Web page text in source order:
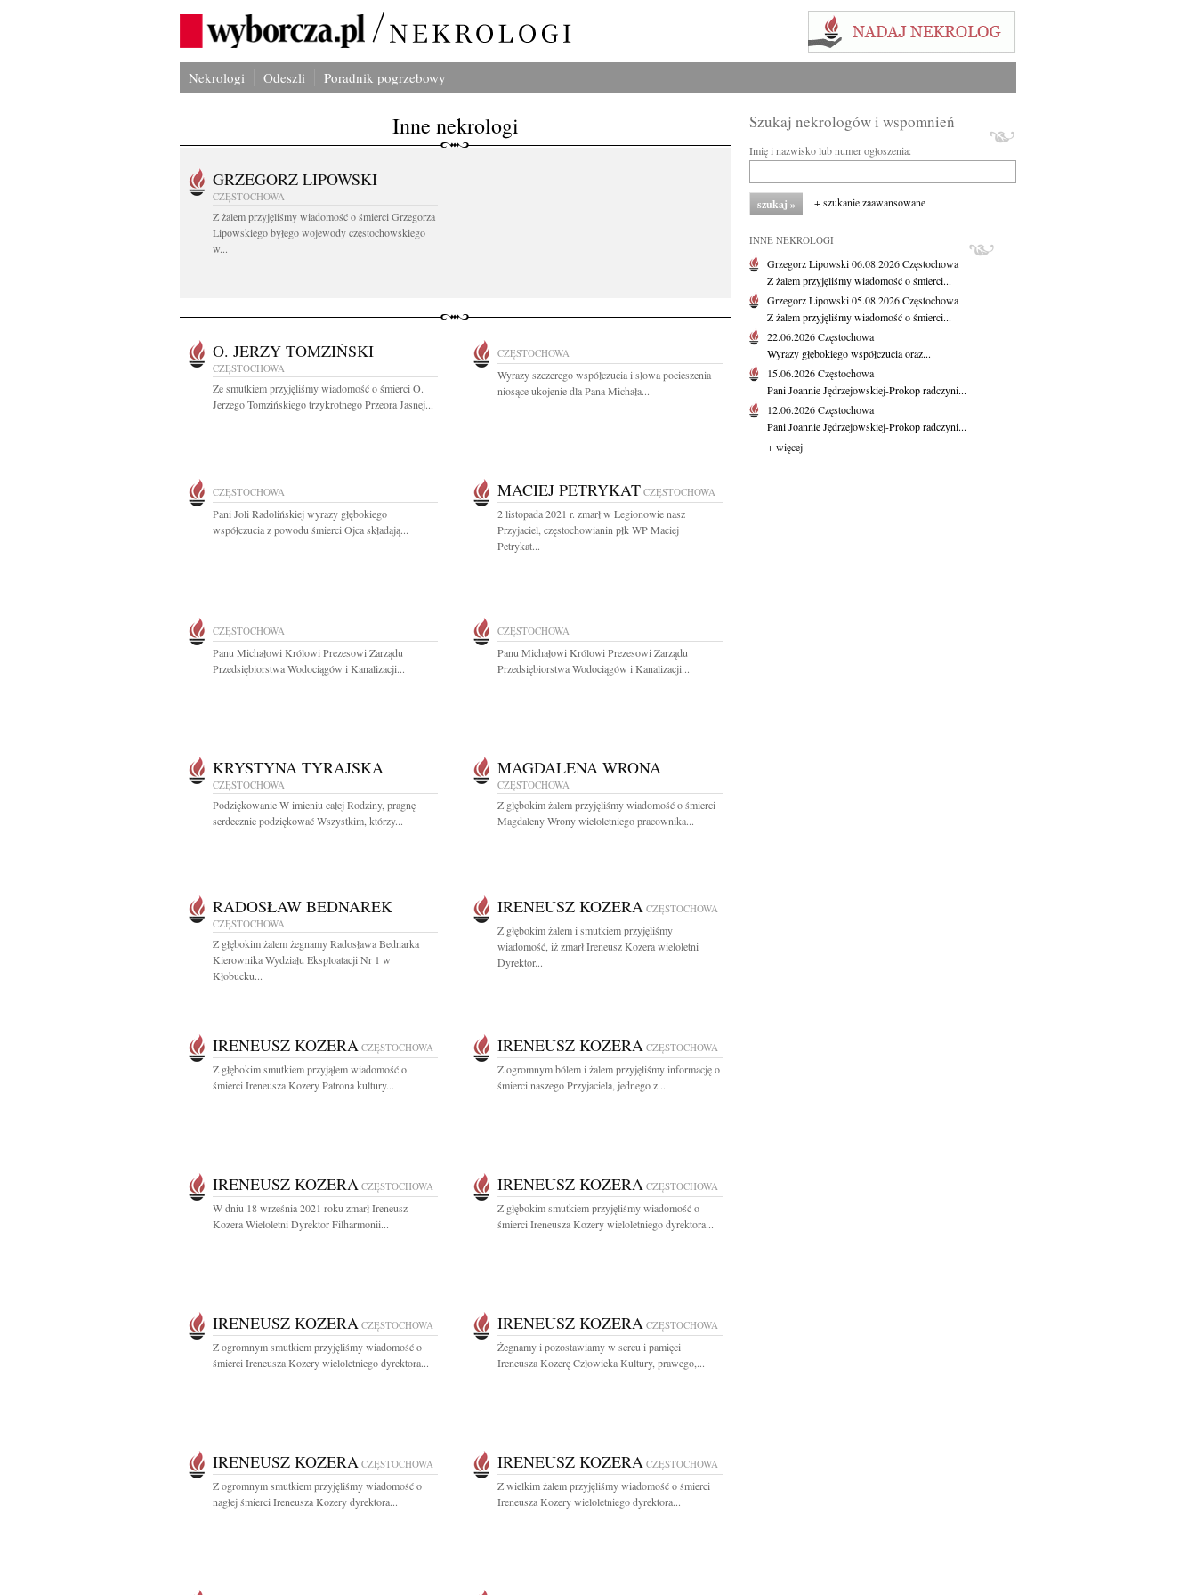
Nekrologi Odeszli Poradnik pogrzebowy
Inne nekrologi
GRZEGORZ LIPOWSKI
CZĘSTOCHOWA
Z żalem przyjęliśmy wiadomość o śmierci Grzegorza
Lipowskiego byłego wojewody częstochowskiego
w...
O. JERZY TOMZIŃSKI
CZĘSTOCHOWA
Ze smutkiem przyjęliśmy wiadomość o śmierci O.
Jerzego Tomzińskiego trzykrotnego Przeora Jasnej...
CZĘSTOCHOWA
Wyrazy szczerego współczucia i słowa pocieszenia
niosące ukojenie dla Pana Michała...
CZĘSTOCHOWA
Pani Joli Radolińskiej wyrazy głębokiego
współczucia z powodu śmierci Ojca składają...
MACIEJ PETRYKAT CZĘSTOCHOWA
2 listopada 2021 r. zmarł w Legionowie nasz
Przyjaciel, częstochowianin płk WP Maciej
Petrykat...
CZĘSTOCHOWA
Panu Michałowi Królowi Prezesowi Zarządu
Przedsiębiorstwa Wodociągów i Kanalizacji...
CZĘSTOCHOWA
Panu Michałowi Królowi Prezesowi Zarządu
Przedsiębiorstwa Wodociągów i Kanalizacji...
KRYSTYNA TYRAJSKA
CZĘSTOCHOWA
Podziękowanie W imieniu całej Rodziny, pragnę
serdecznie podziękować Wszystkim, którzy...
MAGDALENA WRONA
CZĘSTOCHOWA
Z głębokim żalem przyjęliśmy wiadomość o śmierci
Magdaleny Wrony wieloletniego pracownika...
RADOSŁAW BEDNAREK
CZĘSTOCHOWA
Z głębokim żalem żegnamy Radosława Bednarka
Kierownika Wydziału Eksploatacji Nr 1 w
Kłobucku...
IRENEUSZ KOZERA CZĘSTOCHOWA
Z głębokim żalem i smutkiem przyjęliśmy
wiadomość, iż zmarł Ireneusz Kozera wieloletni
Dyrektor...
IRENEUSZ KOZERA CZĘSTOCHOWA
Z głębokim smutkiem przyjąłem wiadomość o
śmierci Ireneusza Kozery Patrona kultury...
IRENEUSZ KOZERA CZĘSTOCHOWA
Z ogromnym bólem i żalem przyjęliśmy informację o
śmierci naszego Przyjaciela, jednego z...
IRENEUSZ KOZERA CZĘSTOCHOWA
W dniu 18 września 2021 roku zmarł Ireneusz
Kozera Wieloletni Dyrektor Filharmonii...
IRENEUSZ KOZERA CZĘSTOCHOWA
Z głębokim smutkiem przyjęliśmy wiadomość o
śmierci Ireneusza Kozery wieloletniego dyrektora...
IRENEUSZ KOZERA CZĘSTOCHOWA
Z ogromnym smutkiem przyjęliśmy wiadomość o
śmierci Ireneusza Kozery wieloletniego dyrektora...
IRENEUSZ KOZERA CZĘSTOCHOWA
Żegnamy i pozostawiamy w sercu i pamięci
Ireneusza Kozerę Człowieka Kultury, prawego,...
IRENEUSZ KOZERA CZĘSTOCHOWA
Z ogromnym smutkiem przyjęliśmy wiadomość o
nagłej śmierci Ireneusza Kozery dyrektora...
IRENEUSZ KOZERA CZĘSTOCHOWA
Z wielkim żalem przyjęliśmy wiadomość o śmierci
Ireneusza Kozery wieloletniego dyrektora...
Szukaj nekrologów i wspomnień
Imię i nazwisko lub numer ogłoszenia:
+ szukanie zaawansowane
INNE NEKROLOGI
Grzegorz Lipowski06.08.2026Częstochowa
Z żalem przyjęliśmy wiadomość o śmierci...
Grzegorz Lipowski05.08.2026Częstochowa
Z żalem przyjęliśmy wiadomość o śmierci...
22.06.2026Częstochowa
Wyrazy głębokiego współczucia oraz...
15.06.2026Częstochowa
Pani Joannie Jędrzejowskiej-Prokop radczyni...
12.06.2026Częstochowa
Pani Joannie Jędrzejowskiej-Prokop radczyni...
+ więcej